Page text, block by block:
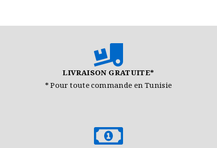
LIVRAISON GRATUITE*
* Pour toute commande en Tunisie